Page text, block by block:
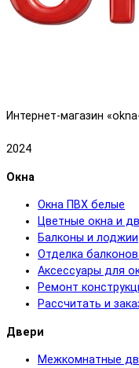
Интернет-магазин
2024
Окна
Окна ПВХ белые
Цветные окна и
Балконы и лоджии
Отделка
Аксессуары для
Ремонт
Рассчитать и
Двери
Межкомнатные